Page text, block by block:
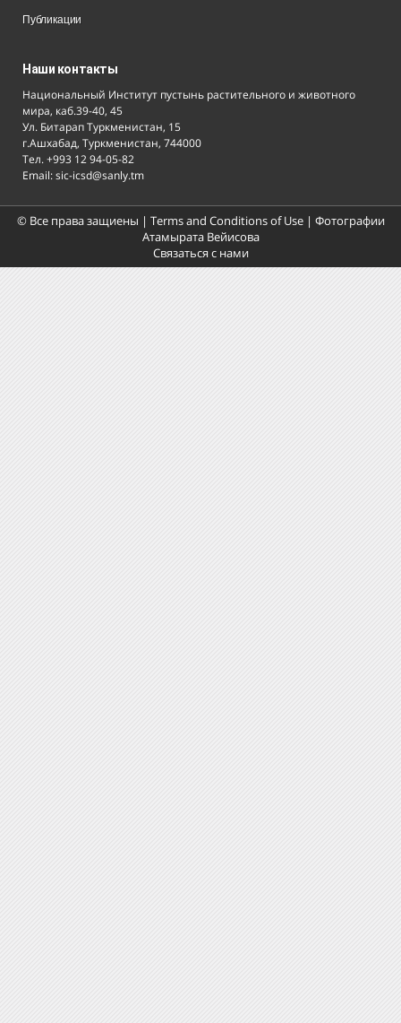
Публикации
Наши контакты
Национальный Институт пустынь растительного и животного
мира, каб.39-40, 45
Ул. Битарап Туркменистан, 15
г.Ашхабад, Туркменистан, 744000
Тел. +993 12 94-05-82
Email: sic-icsd@sanly.tm
© Все права защиены | Terms and Conditions of Use| Фотографии
Атамырата Вейисова
Связаться с нами